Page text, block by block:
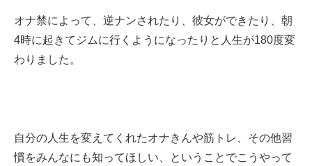
オナ禁によって、逆ナンされたり、彼女ができたり、朝
4時に起きてジムに行くようになったりと人生が180度変
わりました。
自分の人生を変えてくれたオナきんや筋トレ、その他習
慣をみんなにも知ってほしい、ということでこうやって